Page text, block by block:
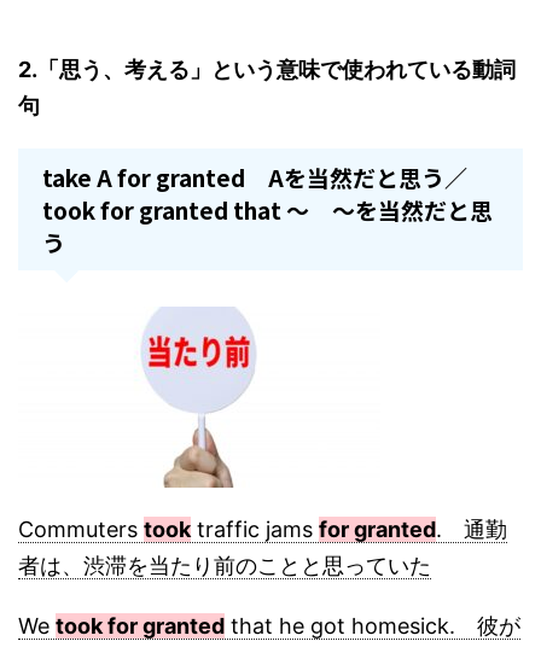
2.「思う、考える」という意味で使われている動詞
句
take A for granted Aを当然だと思う／
took for granted that ～ ～を当然だと思
う
Commuters took traffic jams for granted. 通勤
者は、渋滞を当たり前のことと思っていた
We took for granted that he got homesick. 彼が